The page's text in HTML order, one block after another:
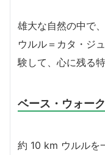
雄大な自然の中で
ウルル＝カタ・ジ
験して、心に残る
ベース・ウォー
約 10 km ウルルを